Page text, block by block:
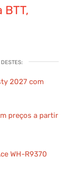
BTT,
DESTES:
2027 com
preços a partir
WH-R9370